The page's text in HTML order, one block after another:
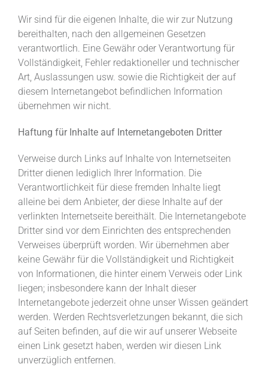
Wir sind für die eigenen Inhalte, die wir zur Nutzung
bereithalten, nach den allgemeinen Gesetzen
verantwortlich. Eine Gewähr oder Verantwortung für
Vollständigkeit, Fehler redaktioneller und technischer
Art, Auslassungen usw. sowie die Richtigkeit der auf
diesem Internetangebot befindlichen Information
übernehmen wir nicht.
Haftung für Inhalte auf Internetangeboten Dritter
Verweise durch Links auf Inhalte von Internetseiten
Dritter dienen lediglich Ihrer Information. Die
Verantwortlichkeit für diese fremden Inhalte liegt
alleine bei dem Anbieter, der diese Inhalte auf der
verlinkten Internetseite bereithält. Die Internetangebote
Dritter sind vor dem Einrichten des entsprechenden
Verweises überprüft worden. Wir übernehmen aber
keine Gewähr für die Vollständigkeit und Richtigkeit
von Informationen, die hinter einem Verweis oder Link
liegen; insbesondere kann der Inhalt dieser
Internetangebote jederzeit ohne unser Wissen geändert
werden. Werden Rechtsverletzungen bekannt, die sich
auf Seiten befinden, auf die wir auf unserer Webseite
einen Link gesetzt haben, werden wir diesen Link
unverzüglich entfernen.